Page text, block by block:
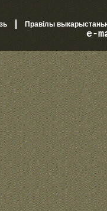
| Правілы
e-